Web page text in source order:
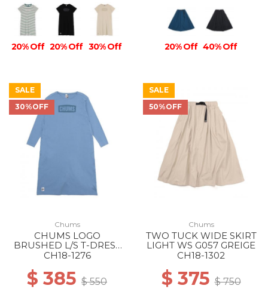
20% Off 20% Off 30% Off 20% Off 40% Off
SALE
30%OFF
Chums
CHUMS LOGO
BRUSHED L/S T-DRESS
WS A002 LIGHT BLUE
CH18-1276
$ 385 $ 550
SALE
50%OFF
Chums
TWO TUCK WIDE SKIRT
LIGHT WS G057 GREIGE
CH18-1302
$ 375$ 750